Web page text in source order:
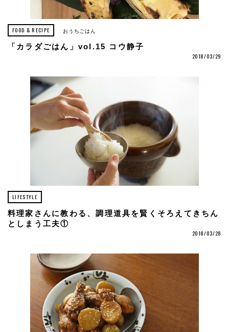
FOOD & RECIPE おうちごはん
「カラダごはん」vol.15 コウ静子
2018/03/29
LIFESTYLE
料理家さんに教わる、調理道具を賢くそろえてきちん
としまう工夫①
2018/03/28